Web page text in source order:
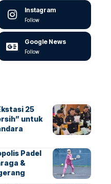
Instagram
Follow
Google News
Follow
25
untuk
Padel
&